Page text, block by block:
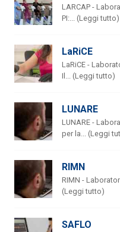
LARCAP -
PI:... (Leggi tutto)
LaRiCE
LaRiCE -
Il... (Leggi tutto)
LUNARE
LUNARE -
per la... (Leggi
RIMN
RIMN -
(Leggi tutto)
SAFLO